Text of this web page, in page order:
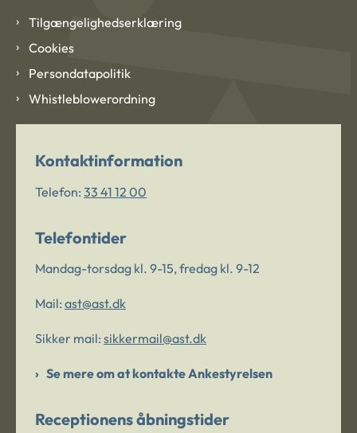
Tilgængelighedserklæring
Cookies
Persondatapolitik
Whistleblowerordning
Kontaktinformation
Telefon: 33 41 12 00
Telefontider
Mandag-torsdag kl. 9-15, fredag kl. 9-12
Mail: ast@ast.dk
Sikker mail: sikkermail@ast.dk
Se mere om at kontakte Ankestyrelsen
Receptionens åbningstider